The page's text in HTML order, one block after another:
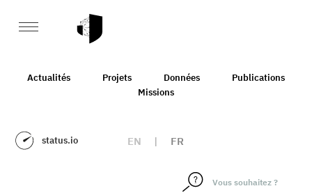
Actualités Projets Données
Publications
Missions
status.io EN | FR